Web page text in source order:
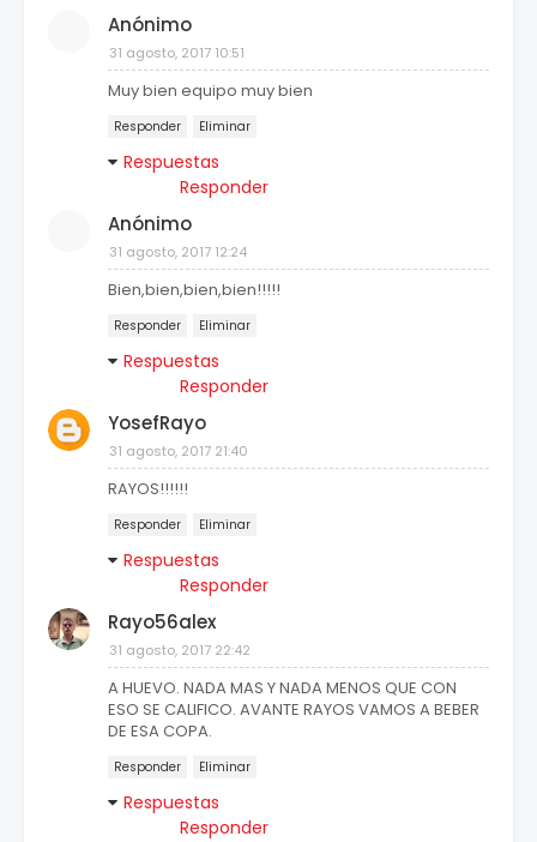
Anónimo
31 agosto, 2017 10:51
Muy bien equipo muy bien
Responder Eliminar
Respuestas
Responder
Anónimo
31 agosto, 2017 12:24
Bien,bien,bien,bien!!!!!
Responder Eliminar
Respuestas
Responder
YosefRayo
31 agosto, 2017 21:40
RAYOS!!!!!!
Responder Eliminar
Respuestas
Responder
Rayo56alex
31 agosto, 2017 22:42
A HUEVO. NADA MAS Y NADA MENOS QUE CON
ESO SE CALIFICO. AVANTE RAYOS VAMOS A BEBER
DE ESA COPA.
Responder Eliminar
Respuestas
Responder